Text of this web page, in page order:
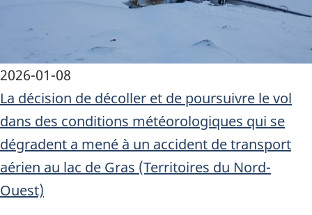
2026-01-08
La décision de décoller et de poursuivre le vol
dans des conditions météorologiques qui se
dégradent a mené à un accident de transport
aérien au lac de Gras (Territoires du Nord-
Ouest)